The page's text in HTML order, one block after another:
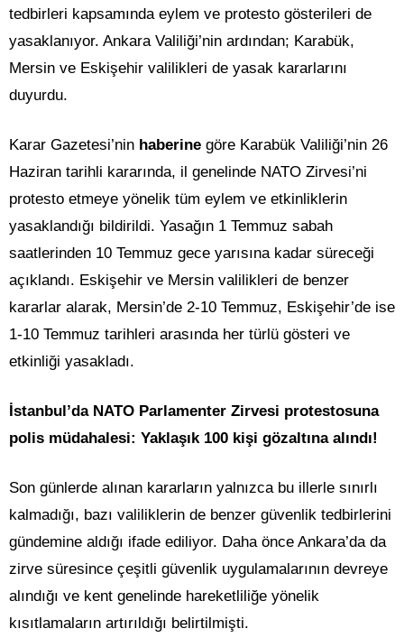
tedbirleri kapsamında eylem ve protesto gösterileri de
yasaklanıyor. Ankara Valiliği’nin ardından; Karabük,
Mersin ve Eskişehir valilikleri de yasak kararlarını
duyurdu.
Karar Gazetesi’nin haberine göre Karabük Valiliği’nin 26
Haziran tarihli kararında, il genelinde NATO Zirvesi’ni
protesto etmeye yönelik tüm eylem ve etkinliklerin
yasaklandığı bildirildi. Yasağın 1 Temmuz sabah
saatlerinden 10 Temmuz gece yarısına kadar süreceği
açıklandı. Eskişehir ve Mersin valilikleri de benzer
kararlar alarak, Mersin’de 2-10 Temmuz, Eskişehir’de ise
1-10 Temmuz tarihleri arasında her türlü gösteri ve
etkinliği yasakladı.
İstanbul’da NATO Parlamenter Zirvesi protestosuna
polis müdahalesi: Yaklaşık 100 kişi gözaltına alındı!
Son günlerde alınan kararların yalnızca bu illerle sınırlı
kalmadığı, bazı valiliklerin de benzer güvenlik tedbirlerini
gündemine aldığı ifade ediliyor. Daha önce Ankara’da da
zirve süresince çeşitli güvenlik uygulamalarının devreye
alındığı ve kent genelinde hareketliliğe yönelik
kısıtlamaların artırıldığı belirtilmişti.